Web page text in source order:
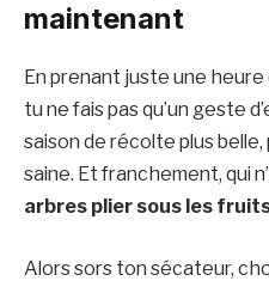
maintenant
En prenant juste une
tu ne fais pas qu’un geste
saison de récolte plus
saine. Et franchement, qui
arbres plier sous les
Alors sors ton sécateur,